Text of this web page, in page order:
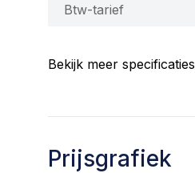
Btw-tarief
Bekijk meer specificaties
Prijsgrafiek